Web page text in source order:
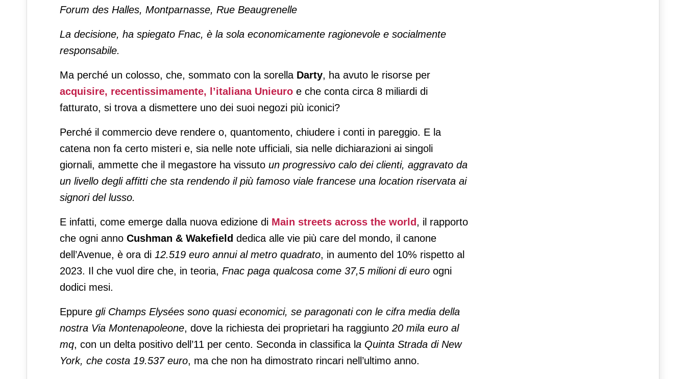
Forum des Halles, Montparnasse, Rue Beaugrenelle
La decisione, ha spiegato Fnac, è la sola economicamente ragionevole e socialmente
responsabile.
Ma perché un colosso, che, sommato con la sorella Darty, ha avuto le risorse per
acquisire, recentissimamente, l’italiana Unieuro e che conta circa 8 miliardi di
fatturato, si trova a dismettere uno dei suoi negozi più iconici?
Perché il commercio deve rendere o, quantomento, chiudere i conti in pareggio. E la
catena non fa certo misteri e, sia nelle note ufficiali, sia nelle dichiarazioni ai singoli
giornali, ammette che il megastore ha vissuto un progressivo calo dei clienti, aggravato da
un livello degli affitti che sta rendendo il più famoso viale francese una location riservata ai
signori del lusso.
E infatti, come emerge dalla nuova edizione di Main streets across the world , il rapporto
che ogni anno Cushman & Wakefield dedica alle vie più care del mondo, il canone
dell’Avenue, è ora di 12.519 euro annui al metro quadrato, in aumento del 10% rispetto al
2023. Il che vuol dire che, in teoria, Fnac paga qualcosa come 37,5 milioni di euro ogni
dodici mesi.
Eppure gli Champs Elysées sono quasi economici, se paragonati con le cifra media della
nostra Via Montenapoleone, dove la richiesta dei proprietari ha raggiunto 20 mila euro al
mq, con un delta positivo dell’11 per cento. Seconda in classifica l a Quinta Strada di New
York, che costa 19.537 euro, ma che non ha dimostrato rincari nell’ultimo anno.